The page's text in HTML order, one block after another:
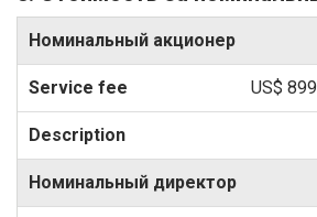
Номинальный акционер
US$ 899
Номинальный директор